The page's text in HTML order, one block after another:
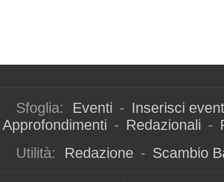
Sfoglia: Eventi - Inserisci
Approfondimenti - Redazionali -
Utilità:
Redazione - Scambio